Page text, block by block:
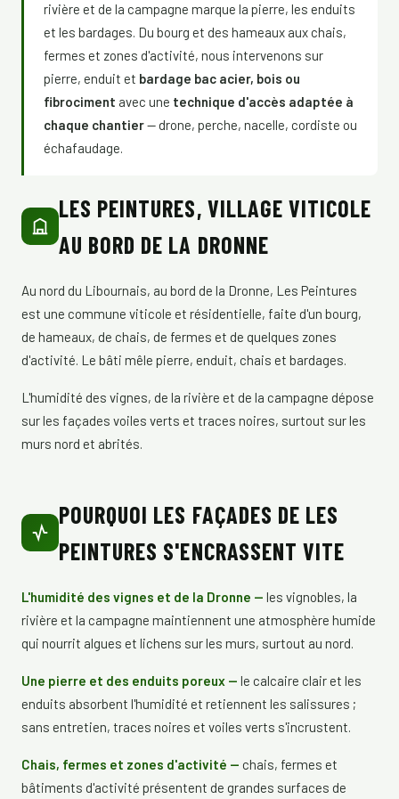
rivière et de la campagne marque la pierre, les enduits
et les bardages. Du bourg et des hameaux aux chais,
fermes et zones d'activité, nous intervenons sur
pierre, enduit et bardage bac acier, bois ou
fibrociment avec une technique d'accès adaptée à
chaque chantier— drone, perche, nacelle, cordiste ou
échafaudage.
LES PEINTURES, VILLAGE VITICOLE
AU BORD DE LA DRONNE
Au nord du Libournais, au bord de la Dronne, Les Peintures
est une commune viticole et résidentielle, faite d'un bourg,
de hameaux, de chais, de fermes et de quelques zones
d'activité. Le bâti mêle pierre, enduit, chais et bardages.
L'humidité des vignes, de la rivière et de la campagne dépose
sur les façades voiles verts et traces noires, surtout sur les
murs nord et abrités.
POURQUOI LES FAÇADES DE LES
PEINTURES S'ENCRASSENT VITE
L'humidité des vignes et de la Dronne — les vignobles, la
rivière et la campagne maintiennent une atmosphère humide
qui nourrit algues et lichens sur les murs, surtout au nord.
Une pierre et des enduits poreux — le calcaire clair et les
enduits absorbent l'humidité et retiennent les salissures ;
sans entretien, traces noires et voiles verts s'incrustent.
Chais, fermes et zones d'activité — chais, fermes et
bâtiments d'activité présentent de grandes surfaces de